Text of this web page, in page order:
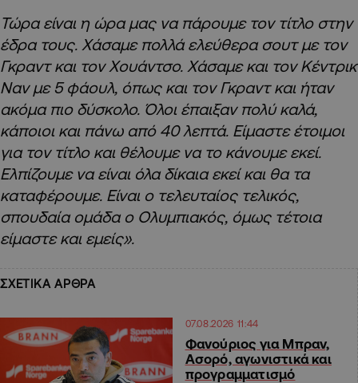
Τώρα είναι η ώρα μας να πάρουμε τον τίτλο στην
έδρα τους. Χάσαμε πολλά ελεύθερα σουτ με τον
Γκραντ και τον Χουάντσο. Χάσαμε και τον Κέντρικ
Ναν με 5 φάουλ, όπως και τον Γκραντ και ήταν
ακόμα πιο δύσκολο. Όλοι έπαιξαν πολύ καλά,
κάποιοι και πάνω από 40 λεπτά. Είμαστε έτοιμοι
για τον τίτλο και θέλουμε να το κάνουμε εκεί.
Ελπίζουμε να είναι όλα δίκαια εκεί και θα τα
καταφέρουμε. Είναι ο τελευταίος τελικός,
σπουδαία ομάδα ο Ολυμπιακός, όμως τέτοια
είμαστε και εμείς».
ΣΧΕΤΙΚΑ ΑΡΘΡΑ
07.08.2026 11:44
Φανούριος για Μπραν,
Ασορό, αγωνιστικά και
προγραμματισμό